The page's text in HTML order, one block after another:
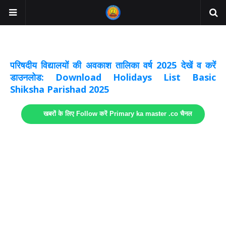
परिषदीय विद्यालयों की अवकाश तालिका वर्ष 2025 देखें व करें
डाउनलोड: Download Holidays List Basic
Shiksha Parishad 2025
खबरों के लिए Follow करें Primary ka master .co चैनल